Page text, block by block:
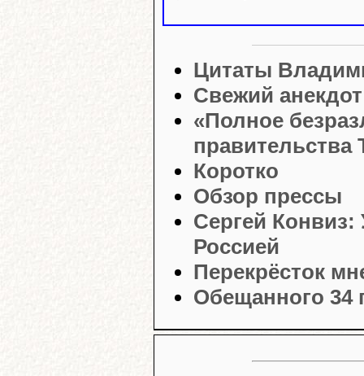
Цитаты
Свежий анекдот
«Полное
правительства
Коротко
Обзор прессы
Сергей Конвиз:
Россией
Перекрёсток
Обещанного 34